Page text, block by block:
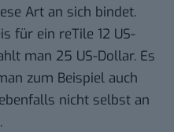
Art an sich bindet.
für ein reTile 12 US-
man 25 US-Dollar. Es
zum Beispiel auch
nicht selbst an